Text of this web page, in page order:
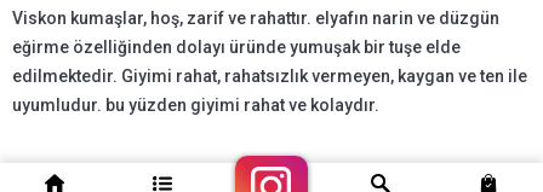
Viskon kumaşlar, hoş, zarif ve rahattır. elyafın narin ve düzgün
eğirme özelliğinden dolayı üründe yumuşak bir tuşe elde
edilmektedir. Giyimi rahat, rahatsızlık vermeyen, kaygan ve ten ile
uyumludur. bu yüzden giyimi rahat ve kolaydır.